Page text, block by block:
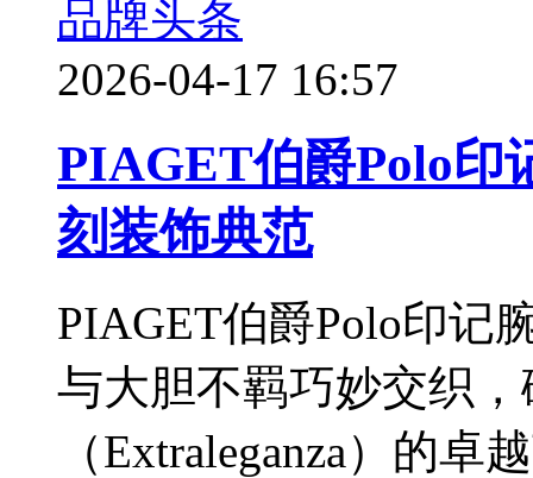
品牌头条
2026-04-17 16:57
PIAGET伯爵Polo印
刻装饰典范
PIAGET伯爵Polo印记
与大胆不羁巧妙交织
（Extraleganza）的卓